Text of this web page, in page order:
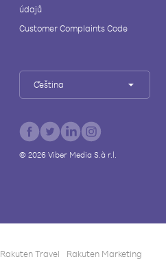
údajů
Customer Complaints Code
Čeština
© 2026Viber Media S.à r.l.
Rakuten Travel Rakuten Marketing